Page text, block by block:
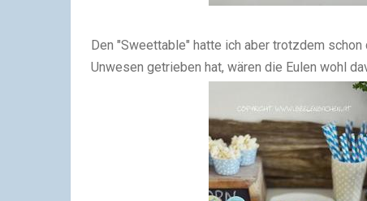
Den "Sweettable" hatte ich aber trotzdem
Unwesen getrieben hat, wären die Eulen wohl